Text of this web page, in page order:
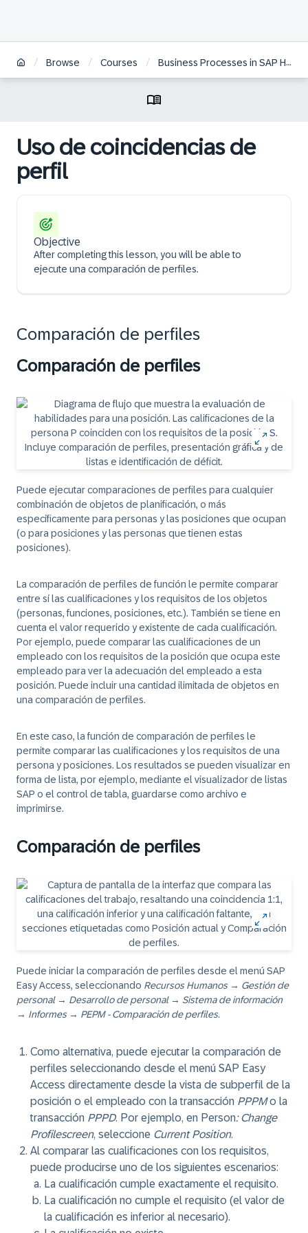
/ Browse / Courses / Business Processes in SAP HCM on S/4HANA | ES
Uso de coincidencias de
perfil
Objective
After completing this lesson, you will be able to
ejecute una comparación de perfiles.
Comparación de perfiles
Comparación de perfiles
Puede ejecutar comparaciones de perfiles para cualquier
combinación de objetos de planificación, o más
específicamente para personas y las posiciones que ocupan
(o para posiciones y las personas que tienen estas
posiciones).
La comparación de perfiles de función le permite comparar
entre sí las cualificaciones y los requisitos de los objetos
(personas, funciones, posiciones, etc.). También se tiene en
cuenta el valor requerido y existente de cada cualificación.
Por ejemplo, puede comparar las cualificaciones de un
empleado con los requisitos de la posición que ocupa este
empleado para ver la adecuación del empleado a esta
posición. Puede incluir una cantidad ilimitada de objetos en
una comparación de perfiles.
En este caso, la función de comparación de perfiles le
permite comparar las cualificaciones y los requisitos de una
persona y posiciones. Los resultados se pueden visualizar en
forma de lista, por ejemplo, mediante el visualizador de listas
SAP o el control de tabla, guardarse como archivo e
imprimirse.
Comparación de perfiles
Puede iniciar la comparación de perfiles desde el menú SAP
Easy Access, seleccionando Recursos Humanos→ Gestión de
personal→ Desarrollo de personal→ Sistema de información
→ Informes→ PEPM - Comparación de perfiles.
Como alternativa, puede ejecutar la comparación de
perfiles seleccionando desde el menú SAP Easy
Access directamente desde la vista de subperfil de la
posición o el empleado con la transacción PPPMo la
transacción PPPD. Por ejemplo, en Person: Change
Profilescreen, seleccione Current Position.
Al comparar las cualificaciones con los requisitos,
puede producirse uno de los siguientes escenarios:
La cualificación cumple exactamente el requisito.
La cualificación no cumple el requisito (el valor de
la cualificación es inferior al necesario).